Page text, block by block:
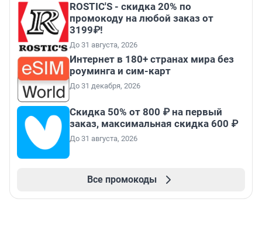
ROSTIC'S - скидка 20% по
промокоду на любой заказ от
3199₽!
До 31 августа, 2026
Интернет в 180+ странах мира без
роуминга и сим-карт
До 31 декабря, 2026
Скидка 50% от 800 ₽ на первый
заказ, максимальная скидка 600 ₽
До 31 августа, 2026
Все промокоды